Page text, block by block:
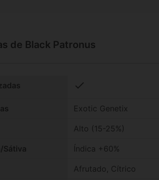
de Black Patronus
check
Exotic Genetix
Alto (15-25%)
Sátiva Índica +60%
Afrutado, Cítrico